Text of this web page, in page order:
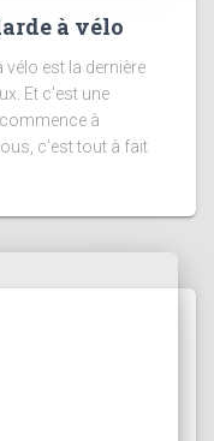
à vélo
vélo est la dernière
Et c’est une
à
c’est tout à fait